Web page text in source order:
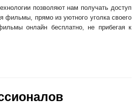
позволяют нам получать доступ
фильмы, прямо из уютного уголка своего
онлайн бесплатно, не прибегая к